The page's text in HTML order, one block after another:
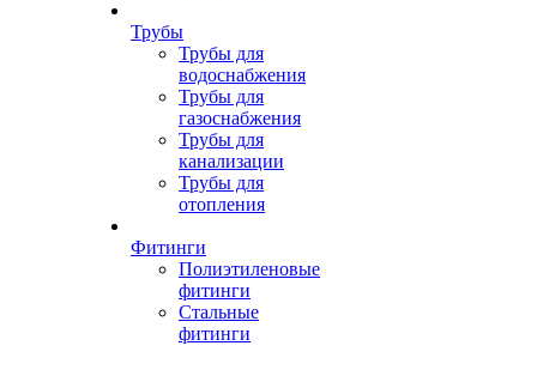
Трубы
Трубы для
водоснабжения
Трубы для
газоснабжения
Трубы для
канализации
Трубы для
отопления
Фитинги
Полиэтиленовые
фитинги
Стальные
фитинги